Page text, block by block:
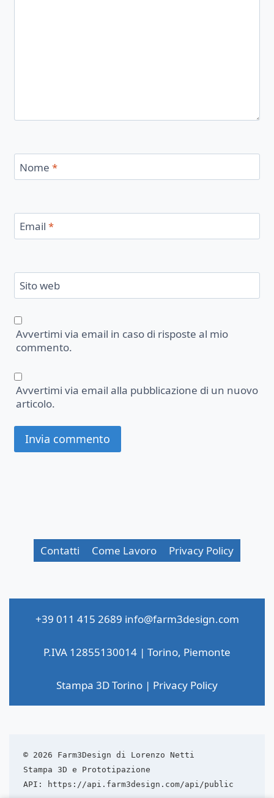
Nome *
Email *
Sito web
Avvertimi via email in caso di risposte al mio
commento.
Avvertimi via email alla pubblicazione di un nuovo
articolo.
Contatti Come Lavoro Privacy Policy
+39 011 415 2689 info@farm3design.com
P.IVA 12855130014 | Torino, Piemonte
Stampa 3D Torino | Privacy Policy
© 2026 Farm3Design di Lorenzo Netti
Stampa 3D e Prototipazione